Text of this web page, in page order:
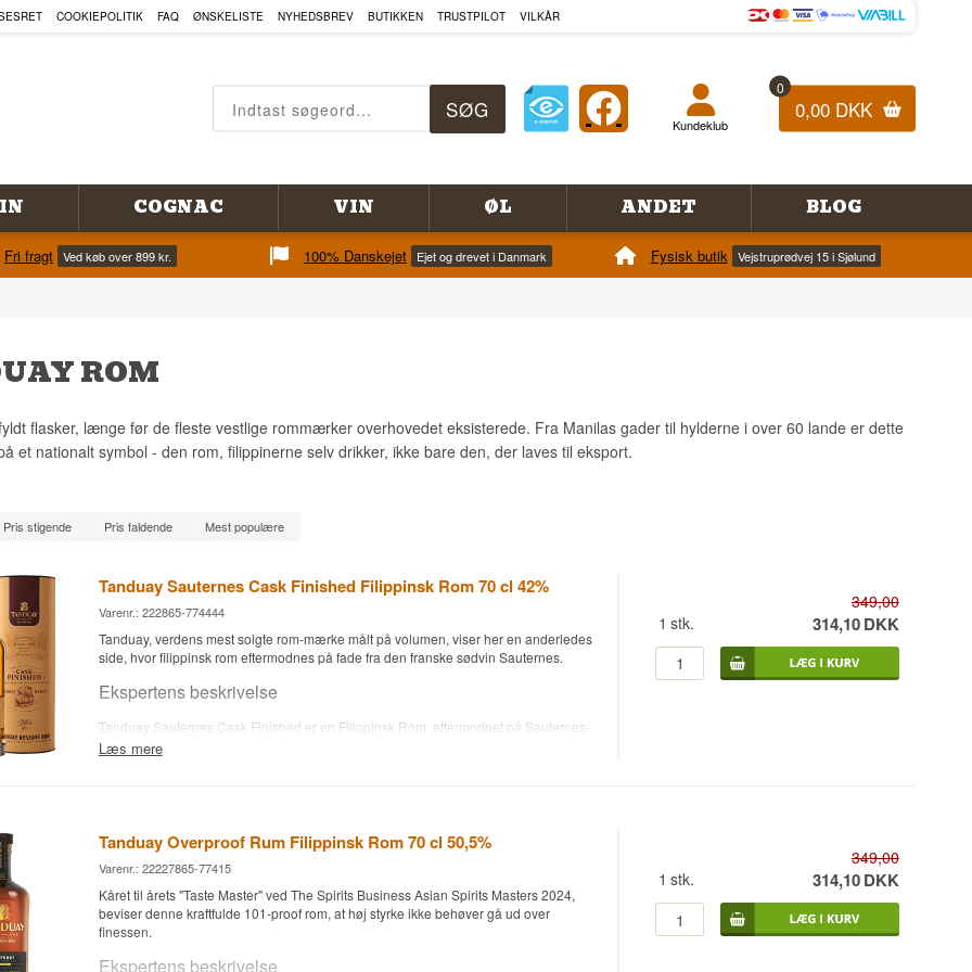
COOKIEPOLITIK FAQ ØNSKELISTE NYHEDSBREV BUTIKKEN TRUSTPILOT VILKÅR
0
0,00 DKK
Kundeklub
COGNAC VIN ØL ANDET BLOG
Fri fragt Ved køb over 899 kr. 100% Danskejet Ejet og drevet i Danmark Fysisk butik Vejstruprødvej 15 i Sjølund
ROM
flasker, længe før de fleste vestlige rommærker overhovedet eksisterede. Fra Manilas gader til hylderne i over 60 lande er dette
et nationalt symbol - den rom, filippinerne selv drikker, ikke bare den, der laves til eksport.
Pris stigende Pris faldende Mest populære
Tanduay Sauternes Cask Finished Filippinsk Rom 70 cl 42%
Varenr.: 222865-774444
Tanduay, verdens mest solgte rom-mærke målt på volumen, viser her en anderledes
side, hvor filippinsk rom eftermodnes på fade fra den franske sødvin Sauternes.
Ekspertens beskrivelse
Tanduay Sauternes Cask Finished er en Filippinsk Rom, eftermodnet på Sauternes-
fade, aftappet ved 42%.
sødvin fra Bordeaux-regionen kendt for sin honningagtige sødme og noder af
abrikos og honning. Fadene tilfører rommen et ekstra lag af frugtsødme og
kompleksitet.
Resultatet er en fyldig, sødmefuld rom, hvor honning og tørret abrikos møder
rommens klassiske karamelbase i en lang, blød finish.
Læs mere
349,00
1 stk. 314,10DKK
Tanduay Overproof Rum Filippinsk Rom 70 cl 50,5%
Varenr.: 22227865-77415
Kåret til årets "Taste Master" ved The Spirits Business Asian Spirits Masters 2024,
beviser denne kraftfulde 101-proof rom, at høj styrke ikke behøver gå ud over
finessen.
Ekspertens beskrivelse
349,00
1 stk. 314,10DKK